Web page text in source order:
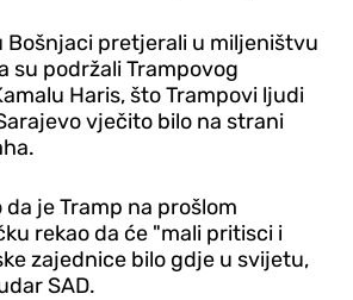
Bošnjaci pretjerali u miljeništvu
su podržali Trampovog
Haris, što Trampovi ljudi
vječito bilo na strani
je Tramp na prošlom
rekao da će "mali pritisci i
zajednice bilo gdje u svijetu,
SAD.